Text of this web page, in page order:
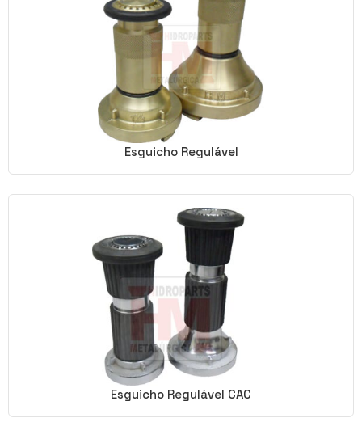
Esguicho Regulável
Esguicho Regulável CAC